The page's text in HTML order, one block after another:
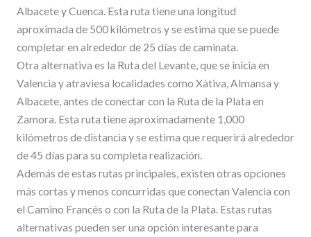
Albacete y Cuenca. Esta ruta tiene una longitud
aproximada de 500 kilómetros y se estima que se puede
completar en alrededor de 25 días de caminata.
Otra alternativa es la Ruta del Levante, que se inicia en
Valencia y atraviesa localidades como Xàtiva, Almansa y
Albacete, antes de conectar con la Ruta de la Plata en
Zamora. Esta ruta tiene aproximadamente 1,000
kilómetros de distancia y se estima que requerirá alrededor
de 45 días para su completa realización.
Además de estas rutas principales, existen otras opciones
más cortas y menos concurridas que conectan Valencia con
el Camino Francés o con la Ruta de la Plata. Estas rutas
alternativas pueden ser una opción interesante para